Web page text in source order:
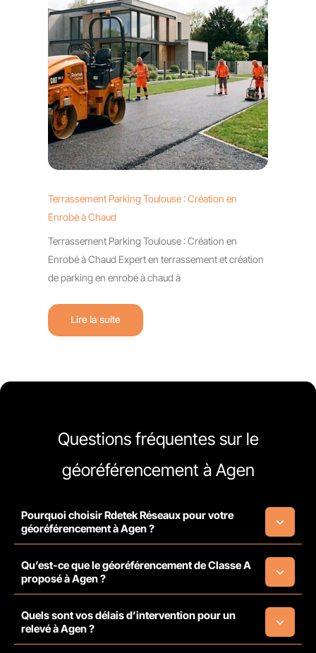
Terrassement Parking Toulouse : Création en
Enrobé à Chaud
Terrassement Parking Toulouse : Création en
Enrobé à Chaud Expert en terrassement et création
de parking en enrobé à chaud à
Lire la suite
Questions fréquentes sur le
géoréférencement à Agen
Pourquoi choisir Rdetek Réseaux pour votre
géoréférencement à Agen ?
Qu’est-ce que le géoréférencement de Classe A
proposé à Agen ?
Quels sont vos délais d’intervention pour un
relevé à Agen ?